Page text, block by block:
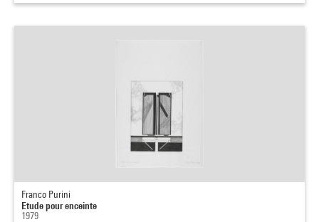
Franco Purini
Etude pour enceinte
1979